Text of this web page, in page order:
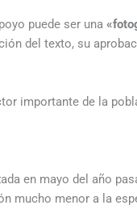
puede ser una
del texto, su
importante de la
en mayo del año
mucho menor a la